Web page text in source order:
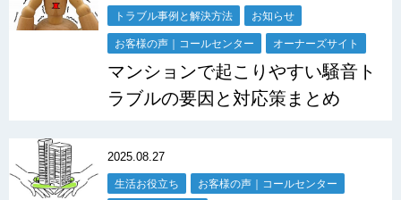
トラブル事例と解決方法 お知らせ
お客様の声｜コールセンター オーナーズサイト
マンションで起こりやすい騒音ト
ラブルの要因と対応策まとめ
2025.08.27
生活お役立ち お客様の声｜コールセンター